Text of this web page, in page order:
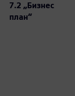
7.2 „Бизнес
план“